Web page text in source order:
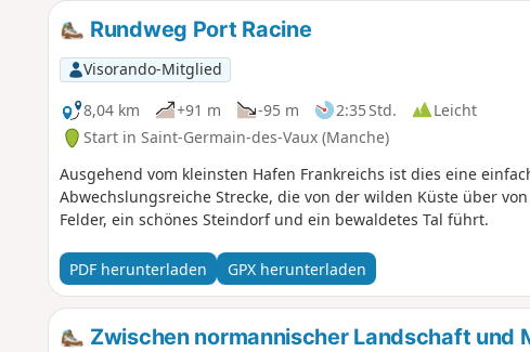
Rundweg Port Racine
Visorando-Mitglied
8,04 km
+91 m -95 m 2:35 Std.
Leicht
Start in Saint-Germain-des-Vaux (Manche)
Ausgehend vom kleinsten Hafen Frankreichs ist dies eine
Abwechslungsreiche Strecke, die von der wilden Küste über
Felder, ein schönes Steindorf und ein bewaldetes Tal führt.
PDF herunterladen GPX herunterladen
Zwischen normannischer Landschaft und